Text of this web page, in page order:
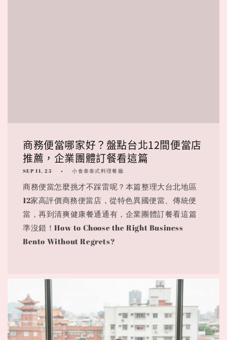
商務便當哪家好？盤點台北12間便當店
推薦，企業團體訂餐看這篇
SEP 11, 25 小食泰泰式料理餐廳
商務便當怎麼挑才不踩雷呢？本篇整理大台北地區
12家高評價商務便當店，從特色異國便當、傳統便
當，再到清爽健康餐通通有，企業團體訂餐看這篇
準沒錯！How to Choose the Right Business
Bento Without Regrets?